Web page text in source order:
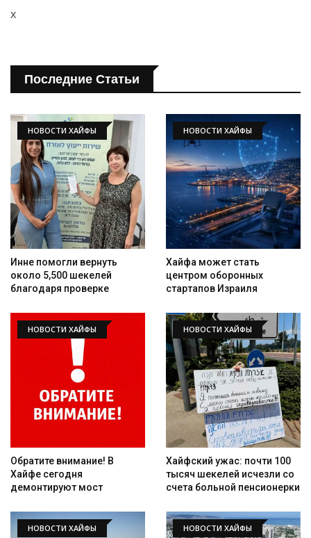
Искать
x
Последние Статьи
НОВОСТИ ХАЙФЫ
Инне помогли вернуть
около 5,500 шекелей
благодаря проверке
НОВОСТИ ХАЙФЫ
Хайфа может стать
центром оборонных
стартапов Израиля
НОВОСТИ ХАЙФЫ
Обратите внимание! В
Хайфе сегодня
демонтируют мост
НОВОСТИ ХАЙФЫ
Хайфский ужас: почти 100
тысяч шекелей исчезли со
счета больной пенсионерки
НОВОСТИ ХАЙФЫ НОВОСТИ ХАЙФЫ